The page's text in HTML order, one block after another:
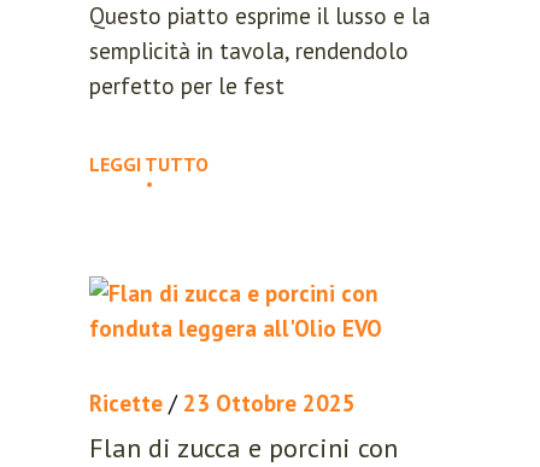
Questo piatto esprime il lusso e la
semplicità in tavola, rendendolo
perfetto per le fest
LEGGI TUTTO
Ricette / 23 Ottobre 2025
Flan di zucca e porcini con
address. You will receive a link to
create a new password via email.